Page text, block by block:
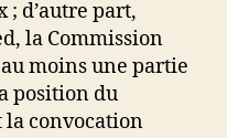
d’autre part,
la Commission
au moins une partie
position du
convocation